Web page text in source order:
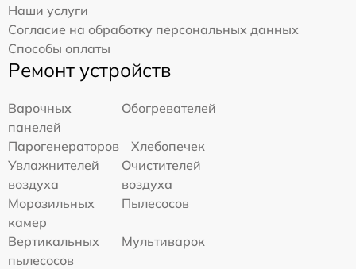
Наши услуги
Согласие на обработку персональных данных
Способы оплаты
Ремонт устройств
Варочных
панелей
Обогревателей
Парогенераторов
Хлебопечек
Увлажнителей
воздуха
Очистителей
воздуха
Морозильных
камер
Пылесосов
Вертикальных
пылесосов
Мультиварок